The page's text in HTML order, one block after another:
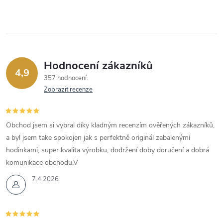
4,9 Hodnocení zákazníků
357 hodnocení
Zobrazit recenze
7.4.2026
Obchod jsem si vybral díky kladným recenzím ověřených zákazníků,
a byl jsem take spokojen jak s perfektně originál zabalenými
hodinkami, super kvalita výrobku, dodržení doby doručení a dobrá
komunikace obchodu.V